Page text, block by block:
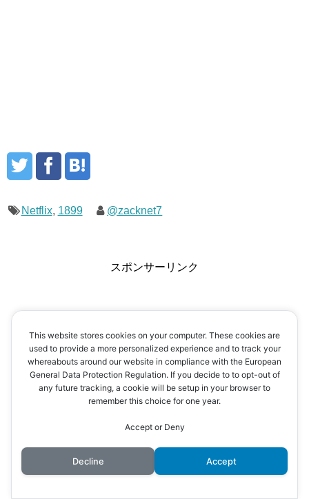
Netflix, 1899 @zacknet7
スポンサーリンク
This website stores cookies on your computer. These cookies are
used to provide a more personalized experience and to track your
whereabouts around our website in compliance with the European
General Data Protection Regulation. If you decide to to opt-out of
any future tracking, a cookie will be setup in your browser to
remember this choice for one year.
Accept or Deny
Decline Accept